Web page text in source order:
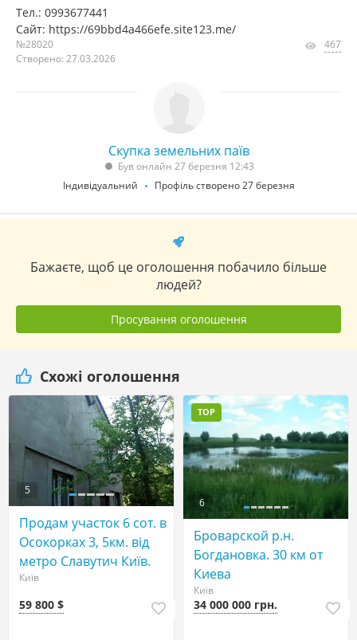
Тел.: 0993677441
Сайт: https://69bbd4a466efe.site123.me/
№28020
Створено: 27.03.2026
467
Скупка земельних паїв
Був онлайн 27 березня 12:43
Індивідуальний
Профіль створено 27 березня
Бажаєте, щоб це оголошення побачило більше
людей?
Просування оголошення
Схожі оголошення
5
Продам участок 6 сот. в
Осокорках 3, 5км. від
метро Славутич Київ.
Київ
59 800 $
TOP
6
Броварской р.н.
Богдановка. 30 км от
Киева
Київ
34 000 000 грн.